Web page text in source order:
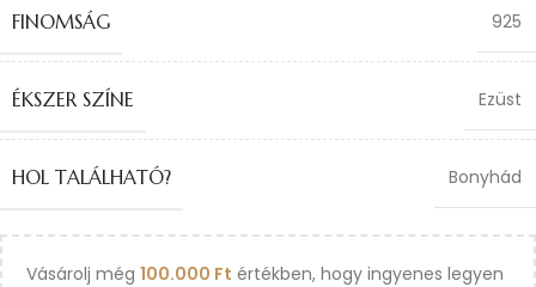
FINOMSÁG 925
ÉKSZER SZÍNE Ezüst
HOL TALÁLHATÓ? Bonyhád
Vásárolj még 100.000 Ft értékben, hogy ingyenes legyen